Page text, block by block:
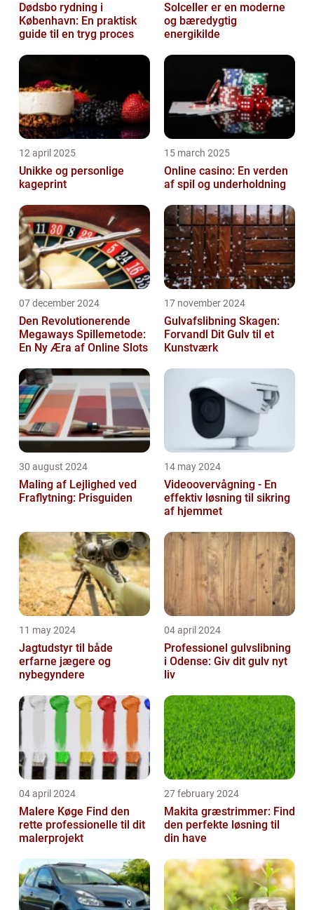
Dødsbo rydning i
København: En praktisk
guide til en tryg proces
Solceller er en moderne
og bæredygtig
energikilde
12 april 2025
Unikke og personlige
kageprint
15 march 2025
Online casino: En verden
af spil og underholdning
07 december 2024
Den Revolutionerende
Megaways Spillemetode:
En Ny Æra af Online Slots
17 november 2024
Gulvafslibning Skagen:
Forvandl Dit Gulv til et
Kunstværk
30 august 2024
Maling af Lejlighed ved
Fraflytning: Prisguiden
14 may 2024
Videoovervågning - En
effektiv løsning til sikring
af hjemmet
11 may 2024
Jagtudstyr til både
erfarne jægere og
nybegyndere
04 april 2024
Professionel gulvslibning
i Odense: Giv dit gulv nyt
liv
04 april 2024
Malere Køge Find den
rette professionelle til dit
malerprojekt
27 february 2024
Makita græstrimmer: Find
den perfekte løsning til
din have